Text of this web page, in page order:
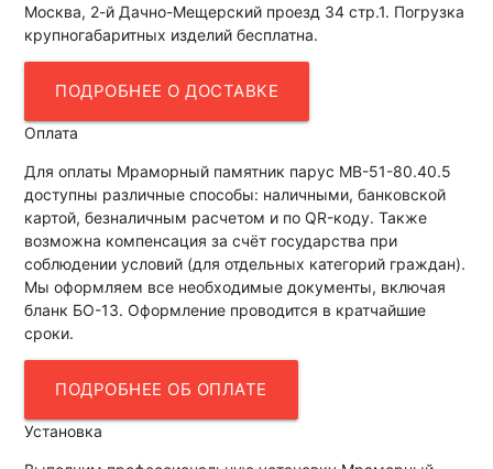
Москва, 2-й Дачно-Мещерский проезд 34 стр.1. Погрузка
крупногабаритных изделий бесплатна.
ПОДРОБНЕЕ О ДОСТАВКЕ
Оплата
Для оплаты Мраморный памятник парус МВ-51-80.40.5
доступны различные способы: наличными, банковской
картой, безналичным расчетом и по QR-коду. Также
возможна компенсация за счёт государства при
соблюдении условий (для отдельных категорий граждан).
Мы оформляем все необходимые документы, включая
бланк БО-13. Оформление проводится в кратчайшие
сроки.
ПОДРОБНЕЕ ОБ ОПЛАТЕ
Установка